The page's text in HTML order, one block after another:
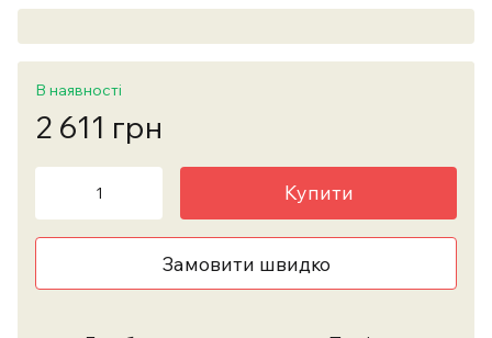
В наявності
2 611 грн
Купити
Замовити швидко